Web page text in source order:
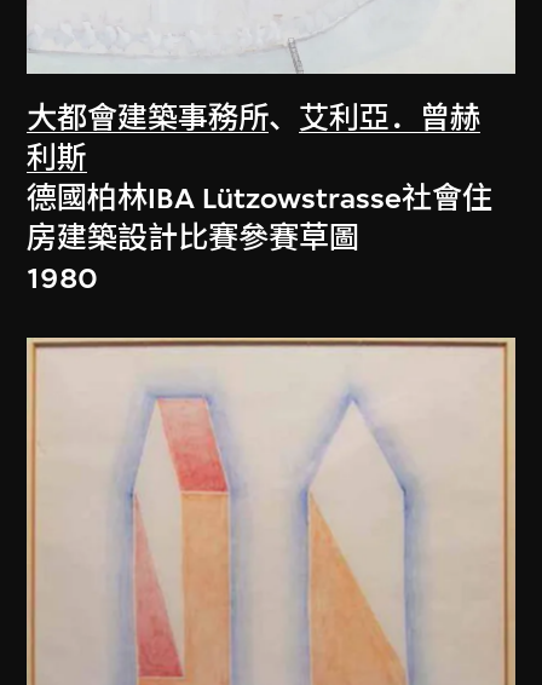
大都會建築事務所、 艾利亞．曾赫
利斯
德國柏林IBA Lützowstrasse社會住
房建築設計比賽參賽草圖
1980